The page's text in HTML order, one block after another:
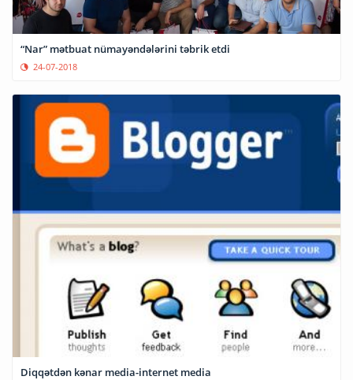
“Nar” mətbuat nümayəndələrini təbrik etdi
24-07-2018
Diqqətdən kənar media-internet media